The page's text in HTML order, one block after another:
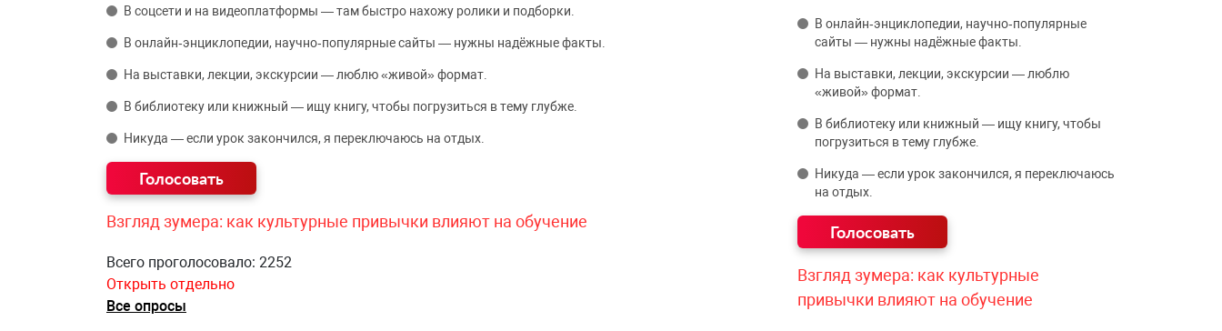
В соцсети и на видеоплатформы — там быстро нахожу ролики и подборки.
В онлайн‑энциклопедии, научно‑популярные сайты — нужны надёжные факты.
На выставки, лекции, экскурсии — люблю «живой» формат.
В библиотеку или книжный — ищу книгу, чтобы погрузиться в тему глубже.
Никуда — если урок закончился, я переключаюсь на отдых.
Взгляд зумера: как культурные привычки влияют на обучение
Всего проголосовало: 2252
Открыть отдельно
Все опросы
В онлайн‑энциклопедии, научно‑популярные
сайты — нужны надёжные факты.
На выставки, лекции, экскурсии — люблю
«живой» формат.
В библиотеку или книжный — ищу книгу, чтобы
погрузиться в тему глубже.
Никуда — если урок закончился, я переключаюсь
на отдых.
Взгляд зумера: как культурные
привычки влияют на обучение